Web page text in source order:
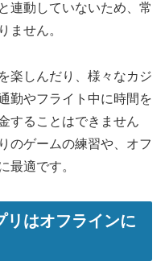
連動していないため、常
ません。
楽しんだり、様々なカジ
勤やフライト中に時間を
することはできません
のゲームの練習や、オフ
最適です。
リはオフラインに